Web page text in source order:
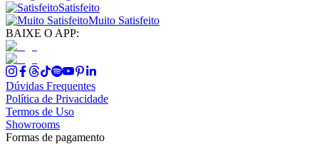
Satisfeito
Muito Satisfeito
BAIXE O APP:
Dúvidas Frequentes
Política de Privacidade
Termos de Uso
Showrooms
Formas de pagamento